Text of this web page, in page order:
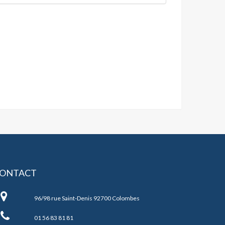
96/98 rue Saint-Denis 92700 Colombes
01 56 83 81 81